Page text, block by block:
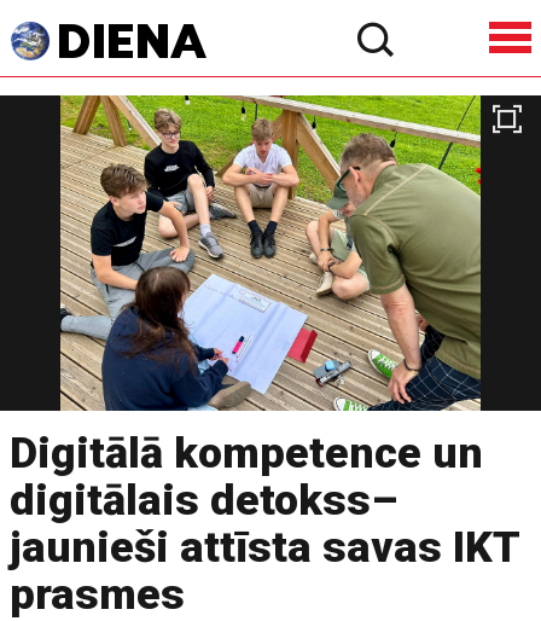
Digitālā kompetence un
digitālais detokss–
jaunieši attīsta savas IKT
prasmes